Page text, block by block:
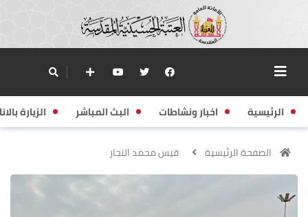
الرئيسية اخبار ونشاطات البث المباشر الزيارة
الصفحة الرئيسية قيس محمد النجار